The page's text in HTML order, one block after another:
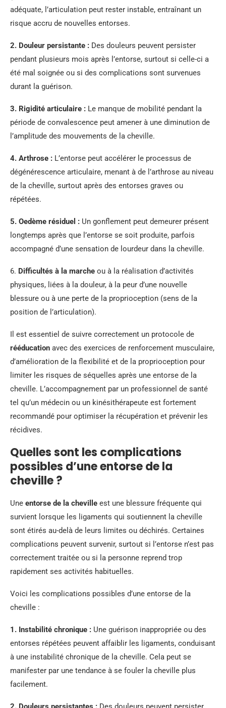
adéquate, l’articulation peut rester instable, entraînant un
risque accru de nouvelles entorses.
2. Douleur persistante : Des douleurs peuvent persister
pendant plusieurs mois après l’entorse, surtout si celle-ci a
été mal soignée ou si des complications sont survenues
durant la guérison.
3. Rigidité articulaire : Le manque de mobilité pendant la
période de convalescence peut amener à une diminution de
l’amplitude des mouvements de la cheville.
4. Arthrose : L’entorse peut accélérer le processus de
dégénérescence articulaire, menant à de l’arthrose au niveau
de la cheville, surtout après des entorses graves ou
répétées.
5. Oedème résiduel : Un gonflement peut demeurer présent
longtemps après que l’entorse se soit produite, parfois
accompagné d’une sensation de lourdeur dans la cheville.
6. Difficultés à la marche ou à la réalisation d’activités
physiques, liées à la douleur, à la peur d’une nouvelle
blessure ou à une perte de la proprioception (sens de la
position de l’articulation).
Il est essentiel de suivre correctement un protocole de
rééducation avec des exercices de renforcement musculaire,
d’amélioration de la flexibilité et de la proprioception pour
limiter les risques de séquelles après une entorse de la
cheville. L’accompagnement par un professionnel de santé
tel qu’un médecin ou un kinésithérapeute est fortement
recommandé pour optimiser la récupération et prévenir les
récidives.
Quelles sont les complications
possibles d’une entorse de la
cheville ?
Une entorse de la cheville est une blessure fréquente qui
survient lorsque les ligaments qui soutiennent la cheville
sont étirés au-delà de leurs limites ou déchirés. Certaines
complications peuvent survenir, surtout si l’entorse n’est pas
correctement traitée ou si la personne reprend trop
rapidement ses activités habituelles.
Voici les complications possibles d’une entorse de la
cheville :
1. Instabilité chronique : Une guérison inappropriée ou des
entorses répétées peuvent affaiblir les ligaments, conduisant
à une instabilité chronique de la cheville. Cela peut se
manifester par une tendance à se fouler la cheville plus
facilement.